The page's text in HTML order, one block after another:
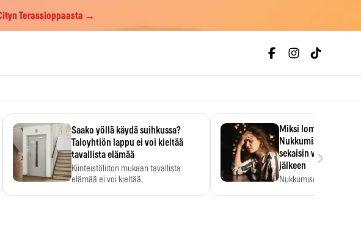
Terassioppaasta →
Saako yöllä käydä suihkussa?
Taloyhtiön lappu ei voi kieltää
tavallista elämää
Kiinteistöliiton mukaan tavallista
elämää ei voi kieltää.
Miksi loman jälkeen
Nukkumisen ajoitus
sekaisin vielä
jälkeen
Nukkumisen ajoitus voi
›